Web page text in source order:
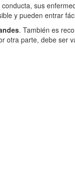
sus
y pueden entrar
. También es
otra parte, debe ser